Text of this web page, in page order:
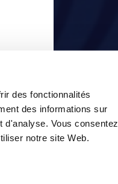
des fonctionnalités
des informations sur
d'analyse. Vous consentez
notre site Web.